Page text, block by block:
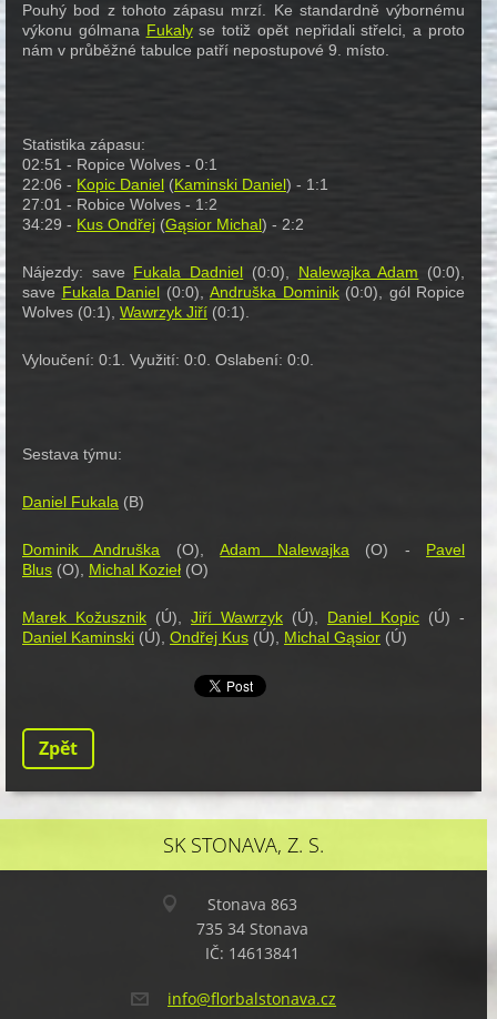
Pouhý bod z tohoto zápasu mrzí. Ke standardně výbornému
výkonu gólmana Fukalyse totiž opět nepřidali střelci, a proto
nám v průběžné tabulce patří nepostupové 9. místo.
Statistika zápasu:
02:51 - Ropice Wolves - 0:1
22:06 - Kopic Daniel (Kaminski Daniel) - 1:1
27:01 - Robice Wolves - 1:2
34:29 - Kus Ondřej (Gąsior Michal) - 2:2
Nájezdy: save Fukala Dadniel (0:0), Nalewajka Adam (0:0),
save Fukala Daniel (0:0),Andruška Dominik(0:0), gól Ropice
Wolves (0:1), Wawrzyk Jiří (0:1).
Vyloučení: 0:1. Využití: 0:0. Oslabení: 0:0.
Sestava týmu:
Daniel Fukala (B)
Dominik Andruška (O),Adam Nalewajka (O) - Pavel
Blus (O), Michal Kozieł (O)
Marek Kožusznik (Ú),Jiří Wawrzyk (Ú), Daniel Kopic (Ú) -
Daniel Kaminski (Ú), Ondřej Kus (Ú), Michal Gąsior (Ú)
Zpět
SK STONAVA, Z. S.
Stonava 863
735 34 Stonava
IČ: 14613841
info@florbalstonava.cz